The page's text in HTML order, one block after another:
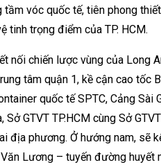
vóc quốc tế, tiên phong
tinh trọng điểm của TP. HCM.
nối chiến lược vùng của Long
tâm quận 1, kề cận cao tốc
quốc tế SPTC, Cảng Sài
GTVT TP.HCM cùng Sở
địa phương. Ở hướng nam, sẽ
Lương – tuyến đường huyết